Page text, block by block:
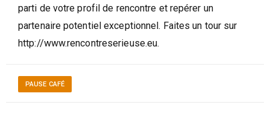
parti de votre profil de rencontre et repérer un
partenaire potentiel exceptionnel. Faites un tour sur
http://www.rencontreserieuse.eu.
PAUSE CAFÉ